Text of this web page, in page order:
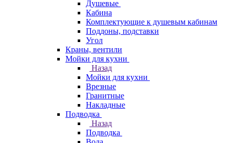
Душевые
Кабина
Комплектующие к душевым кабинам
Поддоны, подставки
Угол
Краны, вентили
Мойки для кухни
Назад
Мойки для кухни
Врезные
Гранитные
Накладные
Подводка
Назад
Подводка